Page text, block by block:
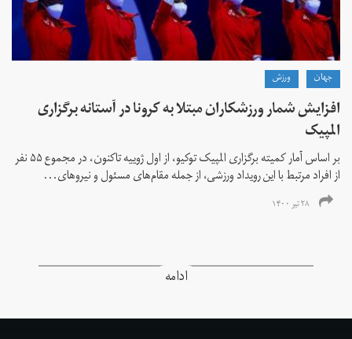
جهان ورزش
افزایش شمار ورزشکاران مبتلا به کرونا در آستانه برگزاری
المپیک
بر اساس آمار کمیته برگزاری المپیک توکیو، از اول ژوییه تاکنون، در مجموع ۵۵ نفر
از افراد مرتبط با این رویداد ورزشی، از جمله مقام‌های مسئول و نیروهای...
۲۸ تیر ۱۴۰۰
ادامه